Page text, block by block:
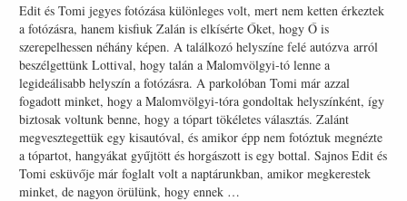
Edit és Tomi jegyes fotózása különleges volt, mert nem ketten érkeztek
a fotózásra, hanem kisfiuk Zalán is elkísérte Őket, hogy Ő is
szerepelhessen néhány képen. A találkozó helyszíne felé autózva arról
beszélgettünk Lottival, hogy talán a Malomvölgyi-tó lenne a
legideálisabb helyszín a fotózásra. A parkolóban Tomi már azzal
fogadott minket, hogy a Malomvölgyi-tóra gondoltak helyszínként, így
biztosak voltunk benne, hogy a tópart tökéletes választás. Zalánt
megvesztegettük egy kisautóval, és amikor épp nem fotóztuk megnézte
a tópartot, hangyákat gyűjtött és horgászott is egy bottal. Sajnos Edit és
Tomi esküvője már foglalt volt a naptárunkban, amikor megkerestek
minket, de nagyon örülünk, hogy ennek …